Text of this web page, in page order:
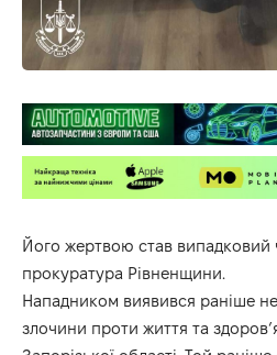
Його жертвою став випадковий
прокуратура Рівненщини.
Нападником виявився раніше
злочини проти життя та